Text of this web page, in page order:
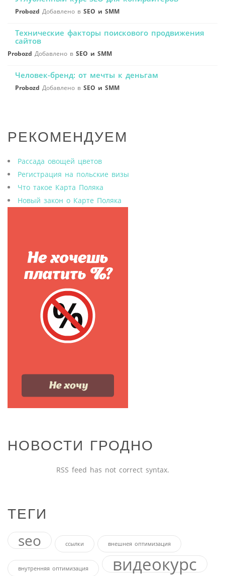
Probozd Добавлено в SEO и SMM
Технические факторы поискового продвижения
сайтов
Probozd Добавлено в SEO и SMM
Человек-бренд: от мечты к деньгам
Probozd Добавлено в SEO и SMM
РЕКОМЕНДУЕМ
Рассада овощей цветов
Регистрация на польские визы
Что такое Карта Поляка
Новый закон о Карте Поляка
НОВОСТИ ГРОДНО
RSS feed has not correct syntax.
ТЕГИ
seo ссылки внешнея оптимизация
внутренняя оптимизация видеокурс